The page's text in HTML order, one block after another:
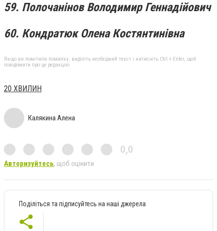
59. Полочанінов Володимир Геннадійович
60. Кондратюк Олена Костянтинівна
Якщо ви помітили помилку, виділіть необхідний текст і натисніть Ctrl + Enter, щоб
повідомити про це редакцію
20 ХВИЛИН
Калякина Алена
0,0
Авторизуйтесь, щоб оцінити
Поділіться та підписуйтесь на наші джерела